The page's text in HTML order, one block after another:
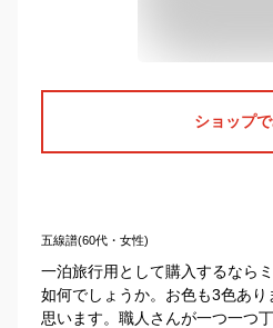
ショップ
五線譜(60代・女性)
一泊旅行用として購入するなら
如何でしょうか。お色も3色あり
思います。職人さんが一つ一つ